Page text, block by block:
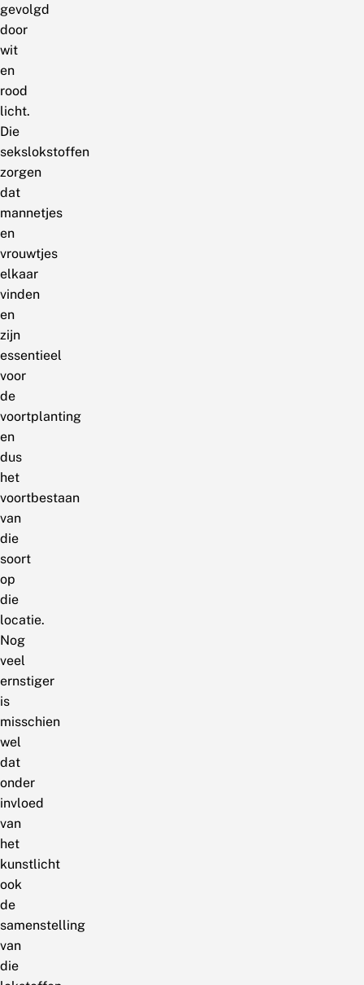
gevolgd
door
wit
en
rood
licht.
Die
sekslokstoffen
zorgen
dat
mannetjes
en
vrouwtjes
elkaar
vinden
en
zijn
essentieel
voor
de
voortplanting
en
dus
het
voortbestaan
van
die
soort
op
die
locatie.
Nog
veel
ernstiger
is
misschien
wel
dat
onder
invloed
van
het
kunstlicht
ook
de
samenstelling
van
die